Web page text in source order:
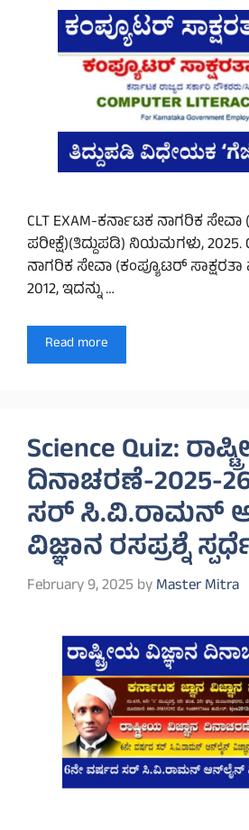
CLT EXAM-ಕರ್ನಾಟಕ ನಾಗರಿಕ ಸೇವಾ
ಪರೀಕ್ಷೆ)(ತಿದ್ದುಪಡಿ) ನಿಯಮಗಳು, 2025.
ನಾಗರಿಕ ಸೇವಾ (ಕಂಪ್ಯೂಟರ್
2012, ಇದನ್ನು …
Read more
Science Quiz:
ದಿನಾಚರಣೆ-2025-
ಸರ್ ಸಿ.ವಿ.ರಾಮನ್‌
ವಿಜ್ಞಾನ ರಸಪ್ರಶ್ನೆ
February 9, 2025 byMaster Mitra